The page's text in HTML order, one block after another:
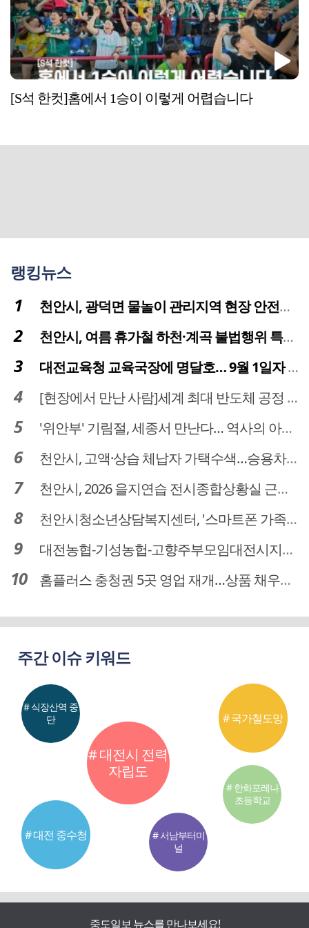
[S석 한컷]홈에서 1승이 이렇게 어렵습니다
랭킹뉴스
천안시, 광덕면 물놀이 관리지역 현장 안전점검 실시
천안시, 여름 휴가철 하천·계곡 불법행위 특별단속
대전교육청 교육국장에 명달호… 9월 1일자 181명 인사
[현장에서 만난 사람]세계 최대 반도체 공정 장비 제조 기업 ASML 한종호 매니저
'위안부' 기림절, 세종서 만난다… 역사의 아픔 치유, '평화의 장'
천안시, 고액·상습 체납자 가택수색…승용차 압류·공매 착수
천안시, 2026 을지연습 전시종합상황실 근무자 사전교육
천안시청소년상담복지센터, '스마트폰 가족치유캠프' 운영
대전농협-기성농헙-고향주부모임대전시지회, 이심점심 중식지원 봉사활동
홈플러스 충청권 5곳 영업 재개…상품 채우기 ‘속도전’
주간 이슈 키워드
# 대전시 전력
자립도
# 대전 중수청
# 국가철도망
# 식장산역 중
단
# 서남부터미
널
# 한화포레나
초등학교
중도일보 뉴스를 만나보세요!